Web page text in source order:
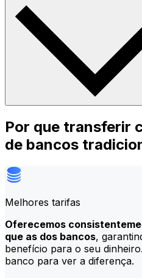
Por que transferir
de bancos
Melhores tarifas
Oferecemos
que as dos bancos,
benefício para o seu
banco para ver a diferença.